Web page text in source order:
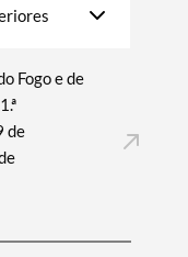
Fogo e de
de